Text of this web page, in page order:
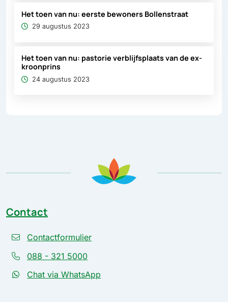
Het toen van nu: eerste bewoners Bollenstraat
29 augustus 2023
Het toen van nu: pastorie verblijfsplaats van de ex-
kroonprins
24 augustus 2023
Contact
Contactformulier
088 - 321 5000
Chat via WhatsApp